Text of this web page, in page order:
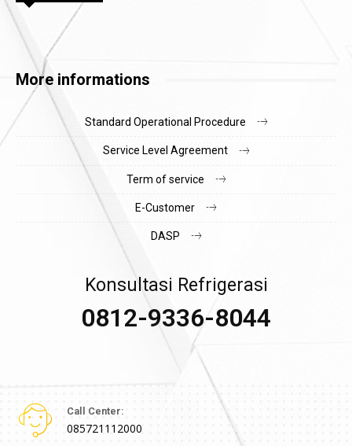
More informations
Standard Operational Procedure
Service Level Agreement
Term of service
E-Customer
DASP
Konsultasi Refrigerasi
0812-9336-8044
Call Center:
085721112000